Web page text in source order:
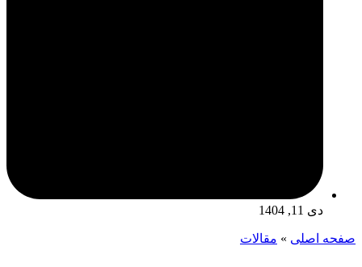
دی 11, 1404
صفحه اصلی » مقالات